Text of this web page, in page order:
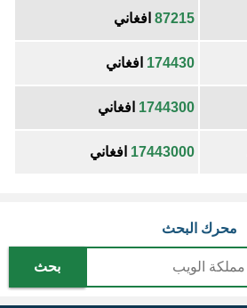
87215 افغاني
174430 افغاني
1744300 افغاني
17443000 افغاني
محرك البحث
بحث